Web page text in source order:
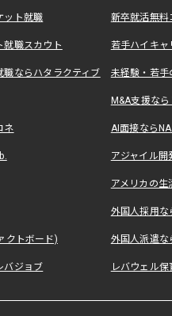
ット就職 新卒就活無料
就職スカウト 若手ハイキ
ならハタラクティブ 未経験・若手
M&A支援な
ネ AI面接なら
アジャイル
アメリカの
外国人採用
クトボード) 外国人派遣な
バジョブ レバウェル